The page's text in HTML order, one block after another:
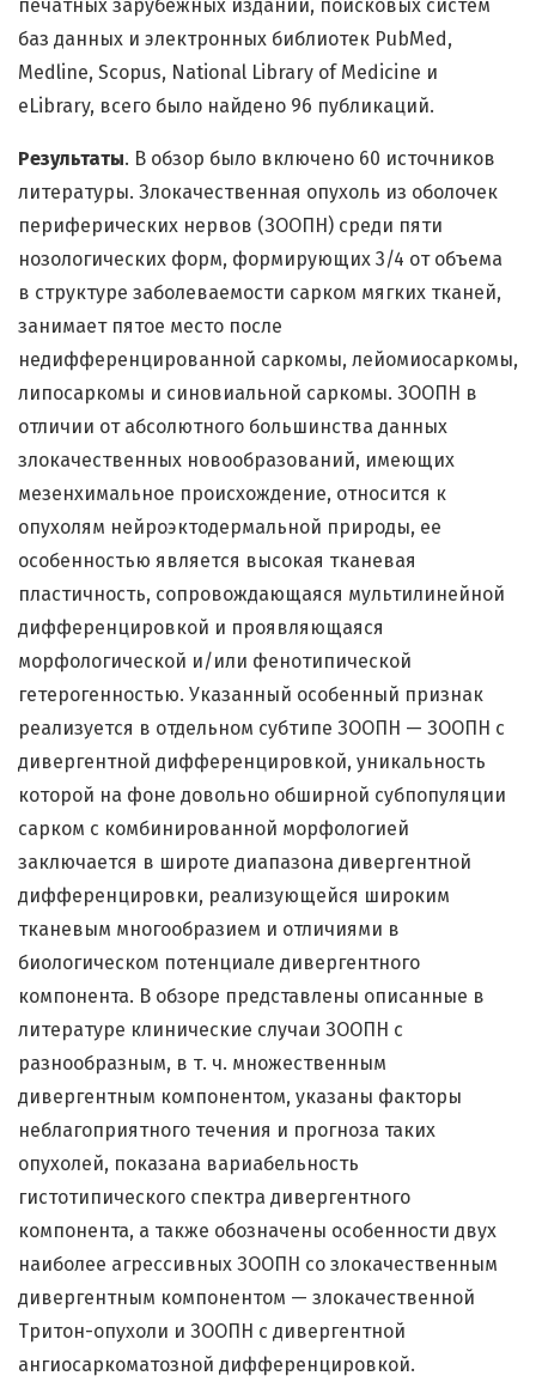
печатных зарубежных изданий, поисковых систем
баз данных и электронных библиотек PubMed,
Medline, Scopus, National Library of Medicine и
eLibrary, всего было найдено 96 публикаций.
Результаты. В обзор было включено 60 источников
литературы. Злокачественная опухоль из оболочек
периферических нервов (ЗООПН) среди пяти
нозологических форм, формирующих 3/4 от объема
в структуре заболеваемости сарком мягких тканей,
занимает пятое место после
недифференцированной саркомы, лейомиосаркомы,
липосаркомы и синовиальной саркомы. ЗООПН в
отличии от абсолютного большинства данных
злокачественных новообразований, имеющих
мезенхимальное происхождение, относится к
опухолям нейроэктодермальной природы, ее
особенностью является высокая тканевая
пластичность, сопровождающаяся мультилинейной
дифференцировкой и проявляющаяся
морфологической и/или фенотипической
гетерогенностью. Указанный особенный признак
реализуется в отдельном субтипе ЗООПН — ЗООПН с
дивергентной дифференцировкой, уникальность
которой на фоне довольно обширной субпопуляции
сарком с комбинированной морфологией
заключается в широте диапазона дивергентной
дифференцировки, реализующейся широким
тканевым многообразием и отличиями в
биологическом потенциале дивергентного
компонента. В обзоре представлены описанные в
литературе клинические случаи ЗООПН с
разнообразным, в т. ч. множественным
дивергентным компонентом, указаны факторы
неблагоприятного течения и прогноза таких
опухолей, показана вариабельность
гистотипического спектра дивергентного
компонента, а также обозначены особенности двух
наиболее агрессивных ЗООПН со злокачественным
дивергентным компонентом — злокачественной
Тритон-опухоли и ЗООПН с дивергентной
ангиосаркоматозной дифференцировкой.